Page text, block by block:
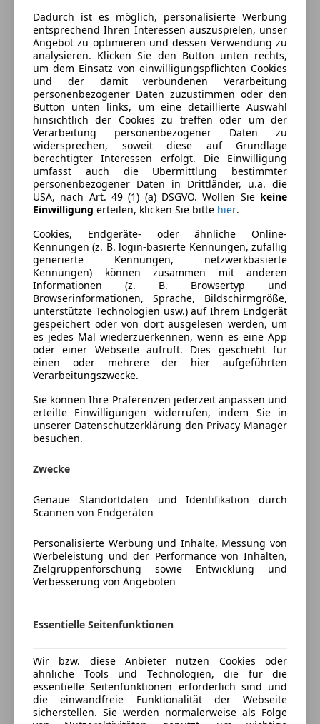
Kraftstoff
Benzin
CO₂-Emissionen
254 g/km (komb.)
Ausstattung
Komfort
2-Zonen-Klimaautomatik
360° Kamera
Armlehne
Beheizbares Lenkrad
Berganfahrassistent
Einparkhilfe
Einparkhilfe Rückfahrkamera
Einparkhilfe Sensoren hinten
Einparkhilfe Sensoren vorne
Elektrische Fensterheber
Elektrische Seitenspiegel
Elektrische Sitze
Getönte Scheiben
Lederausstattung
Lederlenkrad
Lichtsensor
Multifunktionslenkrad
Navigationssystem
Schlüssellose Zentralverriegelung
Start/Stop-Automatik
teilb. Rücksitzbank
Tempomat
Unterhaltung/Media
Android Auto
Bluetooth
DAB-Radio
Freisprecheinrichtung
Induktionsladen für Smartphones
MP3
Mehr anzeigen
Farbe und Innenausstattung
Außenfarbe
Rot
Lackierung
Metallic
Farbe der
Innenausstattung
Grau
Innenausstattung Vollleder
Fahrzeugbeschreibung
Hot Pepper Red: € 1.500,-
Coverking Flexible weiche Laderaumabdeckplane
schwarz.
Bimini Dach-Sonnenverdeck weiches Netzgewebe,
Reserveradabdeckung schwarz mit weißem
Bronco Pony Logo
schwarz
Gummifußmatten vorne und hinten, schwarz, in
Wannenform mit hochstehenden Kanten
Aufbewahrungstasche Hecktüren
Laderaumabdeckung Sitzschutz vorne
Sitzschutz hinten
Drehmoment: 563 Nm
Anhängelast: 1.250 Kg
Mehr anzeigen
Versicherung
Versicherungsschutz an Ihre Bedürfnisse
anpassen
Dadurch ist es möglich, personalisierte Werbung
entsprechend Ihren Interessen auszuspielen, unser
Angebot zu optimieren und dessen Verwendung zu
analysieren. Klicken Sie den Button unten rechts,
um dem Einsatz von einwilligungspflichten Cookies
und der damit verbundenen Verarbeitung
personenbezogener Daten zuzustimmen oder den
Button unten links, um eine detaillierte Auswahl
hinsichtlich der Cookies zu treffen oder um der
Verarbeitung personenbezogener Daten zu
widersprechen, soweit diese auf Grundlage
berechtigter Interessen erfolgt. Die Einwilligung
umfasst auch die Übermittlung bestimmter
personenbezogener Daten in Drittländer, u.a. die
USA, nach Art. 49 (1) (a) DSGVO. Wollen Sie keine
Einwilligung erteilen, klicken Sie bitte hier.
Cookies, Endgeräte- oder ähnliche Online-
Kennungen (z. B. login-basierte Kennungen, zufällig
generierte Kennungen, netzwerkbasierte
Kennungen) können zusammen mit anderen
Informationen (z. B. Browsertyp und
Browserinformationen, Sprache, Bildschirmgröße,
unterstützte Technologien usw.) auf Ihrem Endgerät
gespeichert oder von dort ausgelesen werden, um
es jedes Mal wiederzuerkennen, wenn es eine App
oder einer Webseite aufruft. Dies geschieht für
einen oder mehrere der hier aufgeführten
Verarbeitungszwecke.
Sie können Ihre Präferenzen jederzeit anpassen und
erteilte Einwilligungen widerrufen, indem Sie in
unserer Datenschutzerklärung den Privacy Manager
besuchen.
Zwecke
Genaue Standortdaten und Identifikation durch
Scannen von Endgeräten
Personalisierte Werbung und Inhalte, Messung von
Werbeleistung und der Performance von Inhalten,
Zielgruppenforschung sowie Entwicklung und
Verbesserung von Angeboten
Essentielle Seitenfunktionen
Wir bzw. diese Anbieter nutzen Cookies oder
ähnliche Tools und Technologien, die für die
essentielle Seitenfunktionen erforderlich sind und
die einwandfreie Funktionalität der Webseite
sicherstellen. Sie werden normalerweise als Folge